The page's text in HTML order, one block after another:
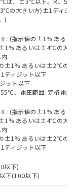
の大きい方)±1ディジ
)
(指示値の±1% ある
あるいは±4℃の大き
±1% あるいは±2℃の大
ィジット以下
ット以下
、電圧範囲: 定格電圧
(指示値の±1% ある
あるいは±4℃の大き
±1% あるいは±2℃の大
ィジット以下
以下)
下(10Ω以下)
格はお客
担当のオ
販売員に
社販売拠
」をご確認
を当社の
または開
作成サー
、I-Web
る必要が
当社にご
て、当社
当社の製
チルヘキシ
タル酸ブチ
酸ジブチル
ブチル
器に対する
を超える意
り、予定
ドするこ
ェニルエーテ
フタル酸ジ
チルベンジ
1000ppm
べてが基
て有害物
な影響を
門へお問
合は、完
出されな
。
ミサイ
はその他
等に一切
販売する
内容を当
当社は、
係者が違
合は、取
庫あり
につ
先、ま
ン制御
にご確
状況の
種